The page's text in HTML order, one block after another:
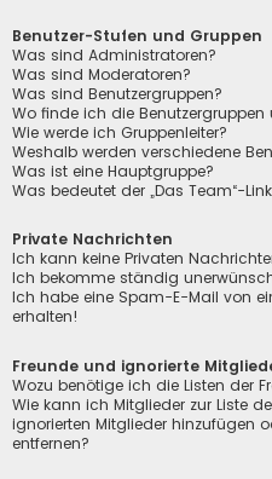
Benutzer-Stufen und Gruppen
Was sind Administratoren?
Was sind Moderatoren?
Was sind Benutzergruppen?
Wo finde ich die
Wie werde ich Gruppenleiter?
Weshalb werden verschiedene
Was ist eine Hauptgruppe?
Was bedeutet der „Das Team“-
Private Nachrichten
Ich kann keine Privaten
Ich bekomme ständig
Ich habe eine Spam-E-Mail von
erhalten!
Freunde und ignorierte
Wozu benötige ich die Listen der
Wie kann ich Mitglieder zur Liste
ignorierten Mitglieder hinzufügen
entfernen?